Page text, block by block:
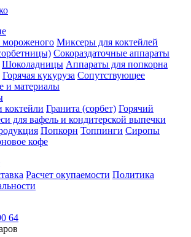
Миксеры для коктейлей
Сокораздаточные аппараты
Шоколадницы Аппараты для попкорна
Горячая кукуруза Сопутствующее
и материалы
Гранита (сорбет) Горячий
для вафель и кондитерской выпечки
Попкорн Топпинги Сиропы
кофе
Расчет окупаемости Политика
64